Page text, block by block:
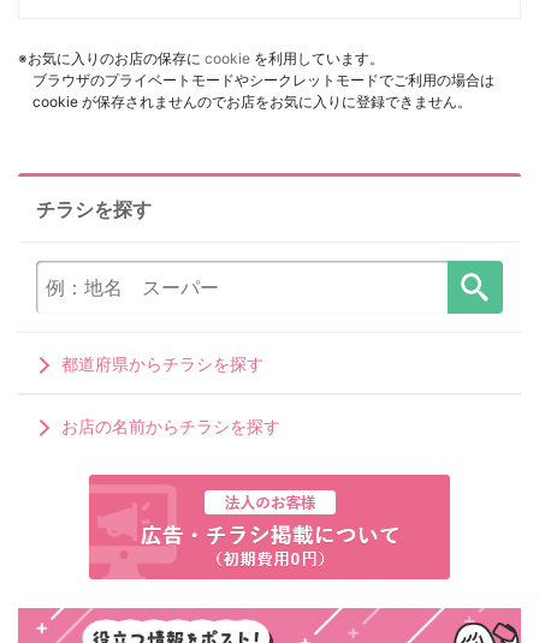
※お気に入りのお店の保存に cookie を利用しています。
ブラウザのプライベートモードやシークレットモードでご利用の場合は
cookie が保存されませんのでお店をお気に入りに登録できません。
チラシを探す
都道府県からチラシを探す
お店の名前からチラシを探す